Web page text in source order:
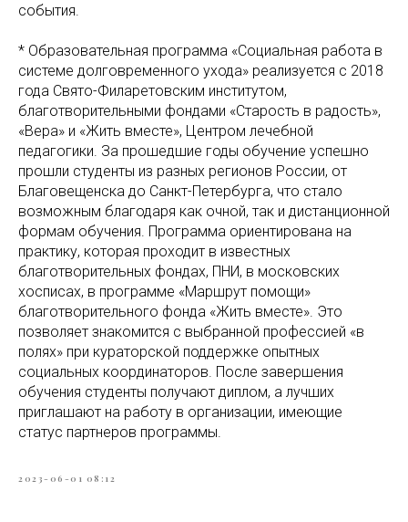
события.
* Образовательная программа «Социальная работа в
системе долговременного ухода» реализуется с 2018
года Свято-Филаретовским институтом,
благотворительными фондами «Старость в радость»,
«Вера» и «Жить вместе», Центром лечебной
педагогики. За прошедшие годы обучение успешно
прошли студенты из разных регионов России, от
Благовещенска до Санкт-Петербурга, что стало
возможным благодаря как очной, так и дистанционной
формам обучения. Программа ориентирована на
практику, которая проходит в известных
благотворительных фондах, ПНИ, в московских
хосписах, в программе «Маршрут помощи»
благотворительного фонда «Жить вместе». Это
позволяет знакомится с выбранной профессией «в
полях» при кураторской поддержке опытных
социальных координаторов. После завершения
обучения студенты получают диплом, а лучших
приглашают на работу в организации, имеющие
статус партнеров программы.
2023-06-01 08:12